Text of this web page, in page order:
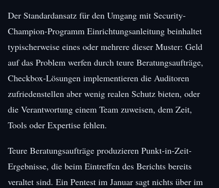
Der Standardansatz für den Umgang mit Security-
Champion-Programm Einrichtungsanleitung beinhaltet
typischerweise eines oder mehrere dieser Muster: Geld
auf das Problem werfen durch teure Beratungsaufträge,
Checkbox-Lösungen implementieren die Auditoren
zufriedenstellen aber wenig realen Schutz bieten, oder
die Verantwortung einem Team zuweisen, dem Zeit,
Tools oder Expertise fehlen.
Teure Beratungsaufträge produzieren Punkt-in-Zeit-
Ergebnisse, die beim Eintreffen des Berichts bereits
veraltet sind. Ein Pentest im Januar sagt nichts über im